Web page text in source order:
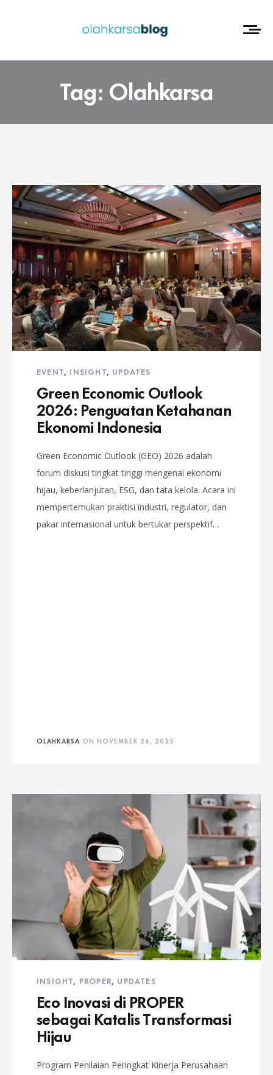
Tag: Olahkarsa
EVENT, INSIGHT, UPDATES
Green Economic Outlook
2026: Penguatan Ketahanan
Ekonomi Indonesia
Green Economic Outlook (GEO) 2026 adalah
forum diskusi tingkat tinggi mengenai ekonomi
hijau, keberlanjutan, ESG, dan tata kelola. Acara ini
mempertemukan praktisi industri, regulator, dan
pakar internasional untuk bertukar perspektif…
OLAHKARSA ON NOVEMBER 26, 2025
INSIGHT, PROPER, UPDATES
Eco Inovasi di PROPER
sebagai Katalis Transformasi
Hijau
Program Penilaian Peringkat Kinerja Perusahaan